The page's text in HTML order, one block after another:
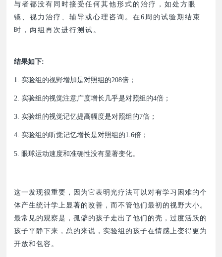
与者都没有同时接受任何其他形式的治疗，如处方眼
镜、视力治疗、辅导或心理咨询。在6周的试验期结束
时，两组再次进行测试。
结果如下:
1. 实验组的视野增加是对照组的208倍；
2. 实验组的视觉注意广度增长几乎是对照组的4倍；
3. 实验组的视觉记忆提高幅度是对照组的7倍；
4. 实验组的听觉记忆增长是对照组的1.6倍；
5. 眼球运动速度和准确性没有显著变化。
这一发现很重要，因为它表明光疗法可以对有学习困难的个
体产生统计学上显著的改善，而不管他们最初的视野大小。
最常见的观察是，孤僻的孩子走出了他们的壳，过度活跃的
孩子平静下来，总的来说，实验组的孩子在情感上变得更为
开放和包容。